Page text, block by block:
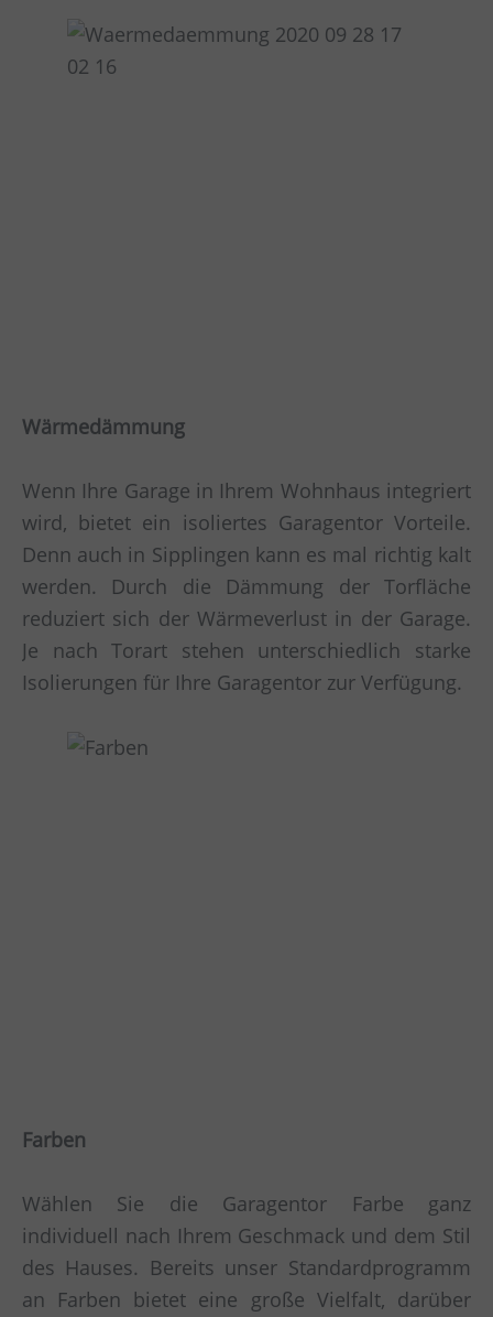
Wärmedämmung
Wenn Ihre Garage in Ihrem Wohnhaus integriert
wird, bietet ein isoliertes Garagentor Vorteile.
Denn auch in Sipplingen kann es mal richtig kalt
werden. Durch die Dämmung der Torfläche
reduziert sich der Wärmeverlust in der Garage.
Je nach Torart stehen unterschiedlich starke
Isolierungen für Ihre Garagentor zur Verfügung.
Farben
Wählen Sie die Garagentor Farbe ganz
individuell nach Ihrem Geschmack und dem Stil
des Hauses. Bereits unser Standardprogramm
an Farben bietet eine große Vielfalt, darüber